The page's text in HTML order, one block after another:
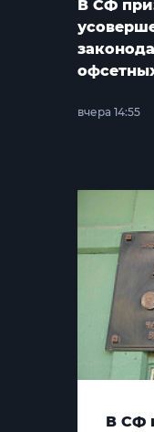
В СФ
вчера 14:55
В СФ